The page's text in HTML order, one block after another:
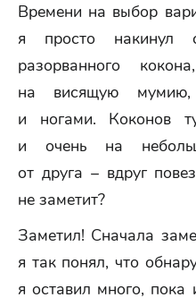
Времени на выбор
я просто накинул
разорванного
на висящую
и ногами. Коконов
и очень на
от друга – вдруг
не заметит?
Заметил! Сначала
я так понял, что
я оставил много,